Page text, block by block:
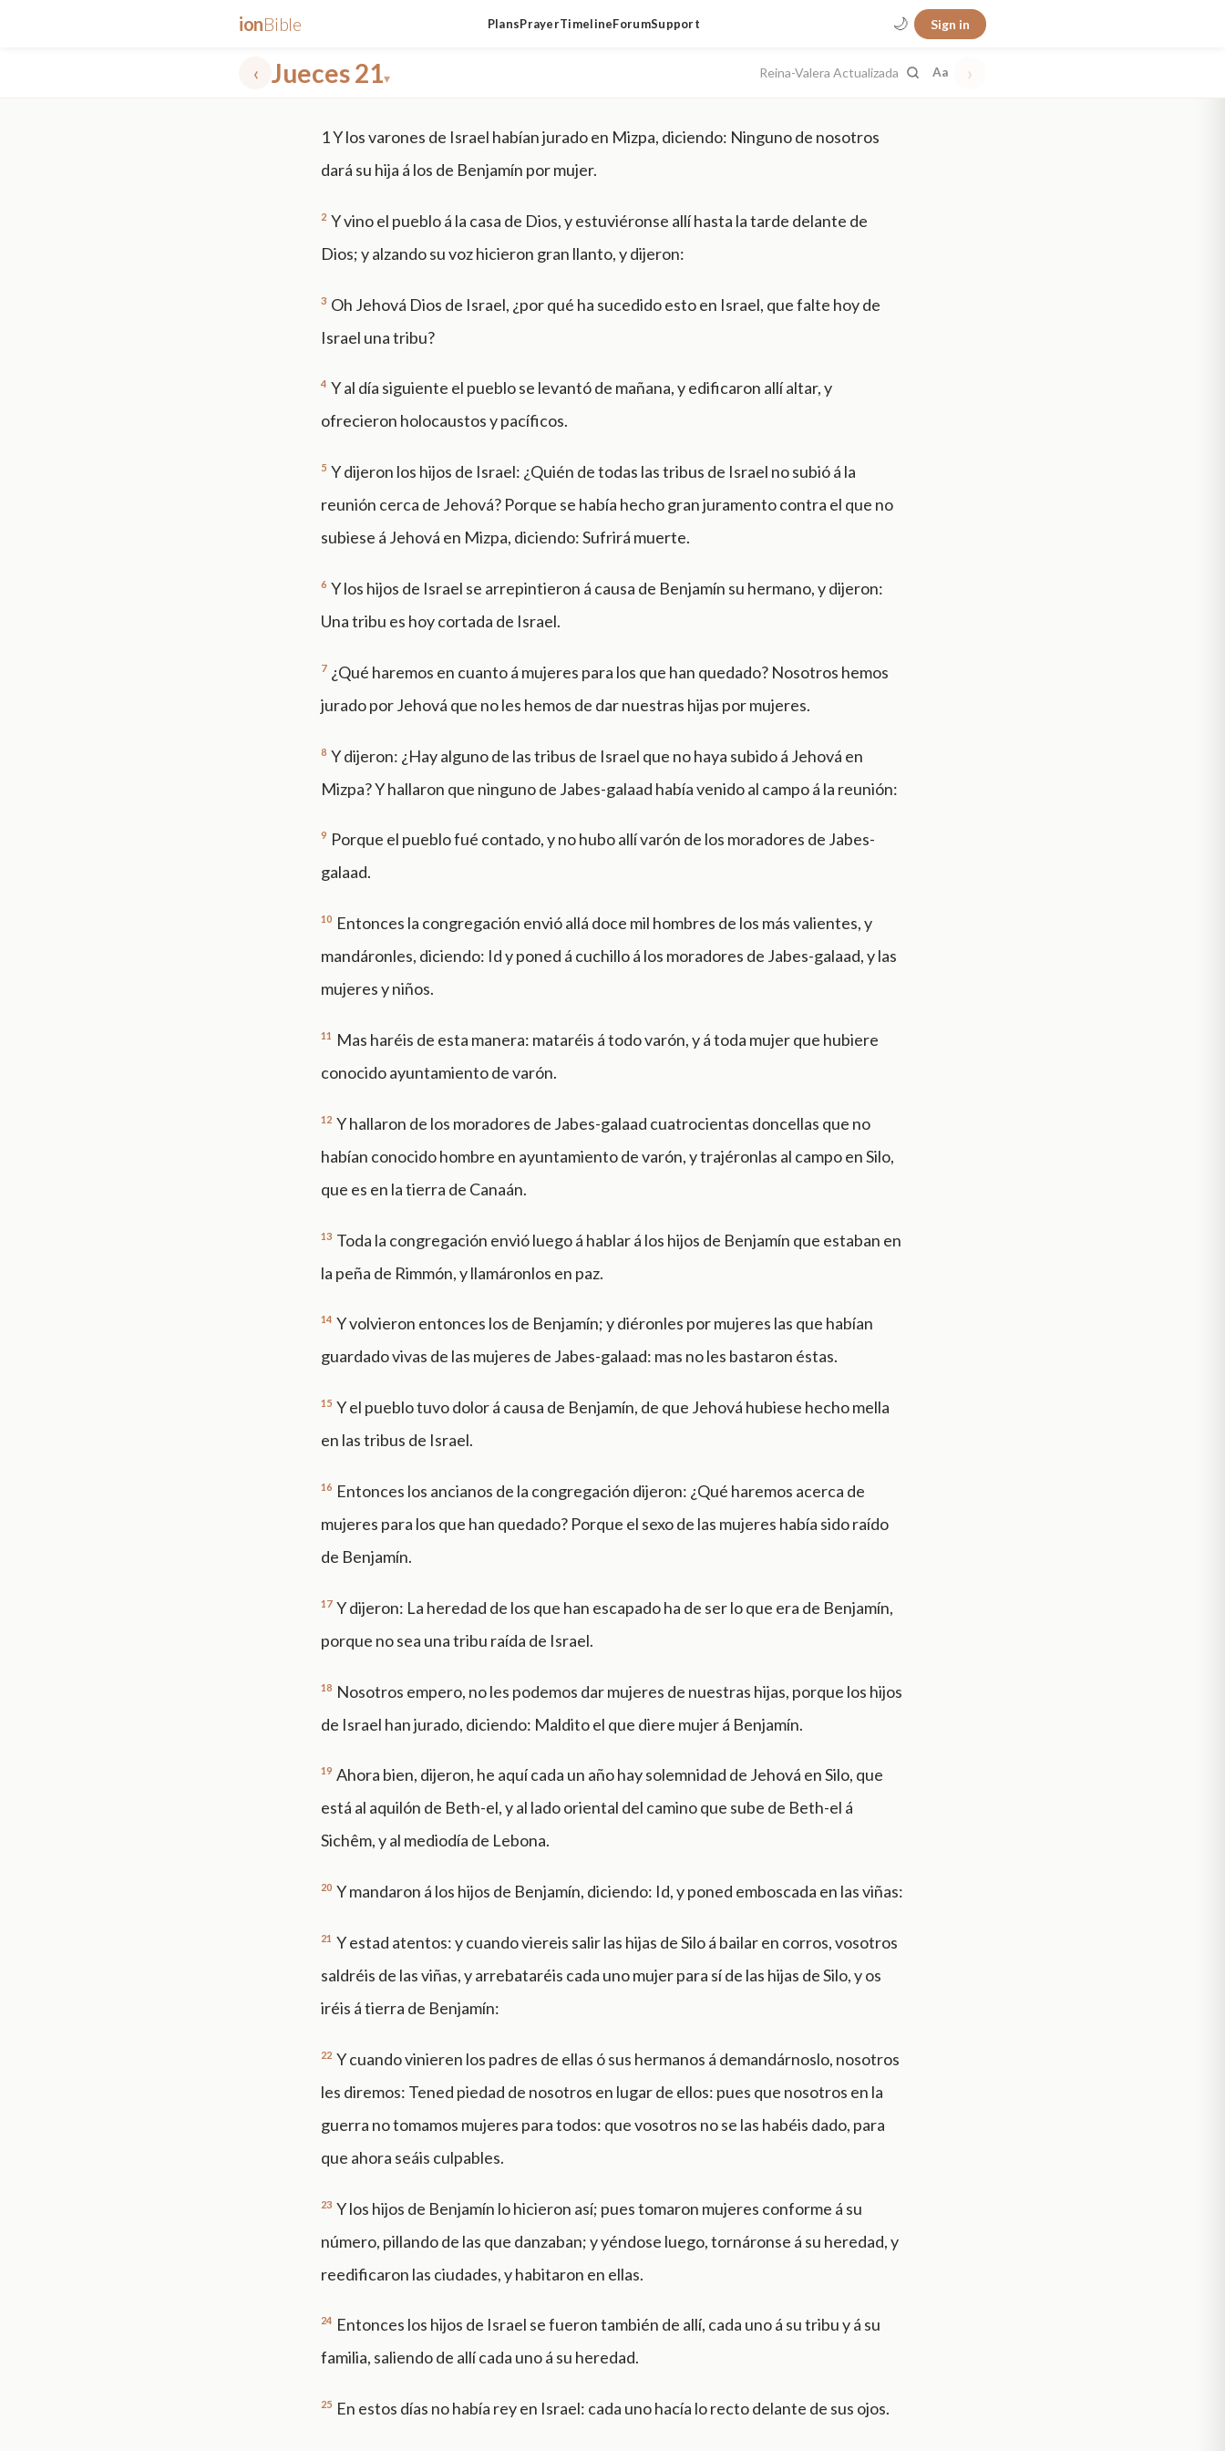
ionBible PlansPrayerTimelineForumSupport 🌙 Sign in
‹ Jueces 21▾ Reina-Valera Actualizada Aa ›
1Y los varones de Israel habían jurado en Mizpa, diciendo: Ninguno de nosotros
dará su hija á los de Benjamín por mujer.
2 Y vino el pueblo á la casa de Dios, y estuviéronse allí hasta la tarde delante de
Dios; y alzando su voz hicieron gran llanto, y dijeron:
3 Oh Jehová Dios de Israel, ¿por qué ha sucedido esto en Israel, que falte hoy de
Israel una tribu?
4 Y al día siguiente el pueblo se levantó de mañana, y edificaron allí altar, y
ofrecieron holocaustos y pacíficos.
5 Y dijeron los hijos de Israel: ¿Quién de todas las tribus de Israel no subió á la
reunión cerca de Jehová? Porque se había hecho gran juramento contra el que no
subiese á Jehová en Mizpa, diciendo: Sufrirá muerte.
6 Y los hijos de Israel se arrepintieron á causa de Benjamín su hermano, y dijeron:
Una tribu es hoy cortada de Israel.
7 ¿Qué haremos en cuanto á mujeres para los que han quedado? Nosotros hemos
jurado por Jehová que no les hemos de dar nuestras hijas por mujeres.
8 Y dijeron: ¿Hay alguno de las tribus de Israel que no haya subido á Jehová en
Mizpa? Y hallaron que ninguno de Jabes-galaad había venido al campo á la reunión:
9 Porque el pueblo fué contado, y no hubo allí varón de los moradores de Jabes-
galaad.
10 Entonces la congregación envió allá doce mil hombres de los más valientes, y
mandáronles, diciendo: Id y poned á cuchillo á los moradores de Jabes-galaad, y las
mujeres y niños.
11
Mas haréis de esta manera: mataréis á todo varón, y á toda mujer que hubiere
conocido ayuntamiento de varón.
12 Y hallaron de los moradores de Jabes-galaad cuatrocientas doncellas que no
habían conocido hombre en ayuntamiento de varón, y trajéronlas al campo en Silo,
que es en la tierra de Canaán.
13 Toda la congregación envió luego á hablar á los hijos de Benjamín que estaban en
la peña de Rimmón, y llamáronlos en paz.
14 Y volvieron entonces los de Benjamín; y diéronles por mujeres las que habían
guardado vivas de las mujeres de Jabes-galaad: mas no les bastaron éstas.
15 Y el pueblo tuvo dolor á causa de Benjamín, de que Jehová hubiese hecho mella
en las tribus de Israel.
16 Entonces los ancianos de la congregación dijeron: ¿Qué haremos acerca de
mujeres para los que han quedado? Porque el sexo de las mujeres había sido raído
de Benjamín.
17 Y dijeron: La heredad de los que han escapado ha de ser lo que era de Benjamín,
porque no sea una tribu raída de Israel.
18 Nosotros empero, no les podemos dar mujeres de nuestras hijas, porque los hijos
de Israel han jurado, diciendo: Maldito el que diere mujer á Benjamín.
19 Ahora bien, dijeron, he aquí cada un año hay solemnidad de Jehová en Silo, que
está al aquilón de Beth-el, y al lado oriental del camino que sube de Beth-el á
Sichêm, y al mediodía de Lebona.
20 Y mandaron á los hijos de Benjamín, diciendo: Id, y poned emboscada en las viñas:
21 Y estad atentos: y cuando viereis salir las hijas de Silo á bailar en corros, vosotros
saldréis de las viñas, y arrebataréis cada uno mujer para sí de las hijas de Silo, y os
iréis á tierra de Benjamín:
22 Y cuando vinieren los padres de ellas ó sus hermanos á demandárnoslo, nosotros
les diremos: Tened piedad de nosotros en lugar de ellos: pues que nosotros en la
guerra no tomamos mujeres para todos: que vosotros no se las habéis dado, para
que ahora seáis culpables.
23 Y los hijos de Benjamín lo hicieron así; pues tomaron mujeres conforme á su
número, pillando de las que danzaban; y yéndose luego, tornáronse á su heredad, y
reedificaron las ciudades, y habitaron en ellas.
24 Entonces los hijos de Israel se fueron también de allí, cada uno á su tribu y á su
familia, saliendo de allí cada uno á su heredad.
25 En estos días no había rey en Israel: cada uno hacía lo recto delante de sus ojos.